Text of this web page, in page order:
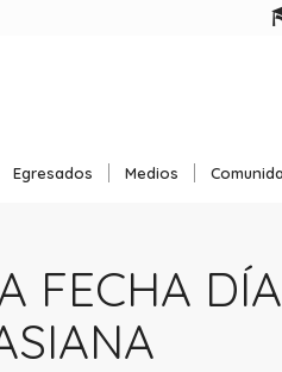
Egresados Medios
FECHA